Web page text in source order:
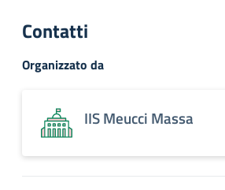
Contatti
Organizzato da
IIS Meucci Massa